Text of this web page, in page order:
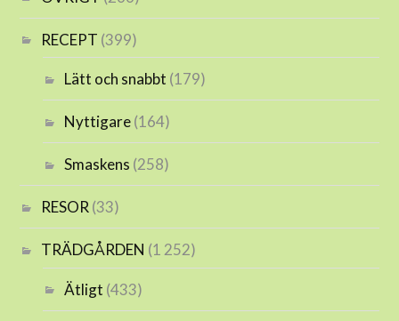
RECEPT (399)
Lätt och snabbt (179)
Nyttigare(164)
Smaskens (258)
RESOR(33)
TRÄDGÅRDEN (1 252)
Ätligt (433)